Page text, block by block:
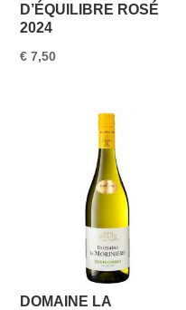
D’ÉQUILIBRE ROSÉ
2024
€ 7,50
DOMAINE LA